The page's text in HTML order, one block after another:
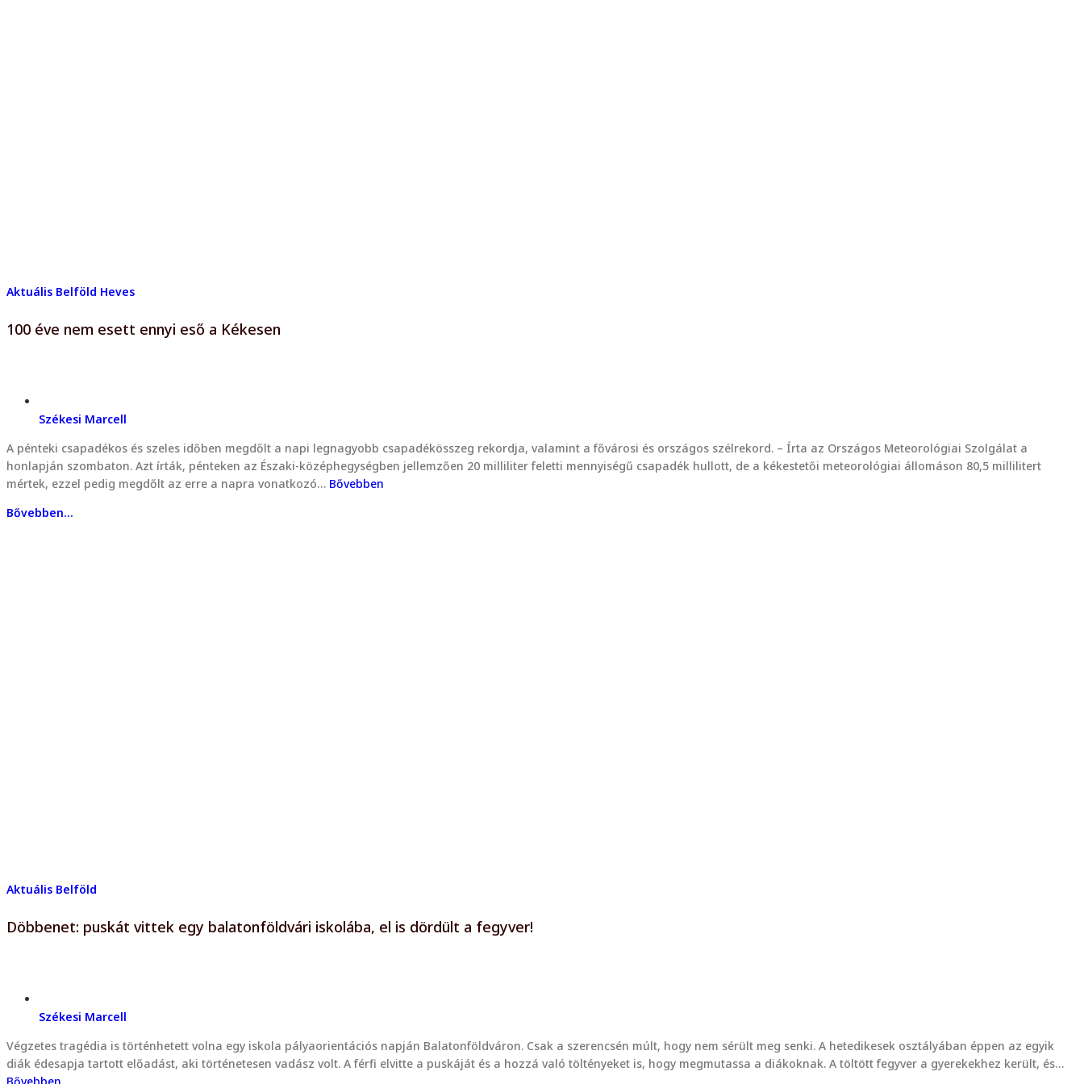
Aktuális Belföld Heves
100 éve nem esett ennyi eső a Kékesen
Székesi Marcell
A pénteki csapadékos és szeles időben megdőlt a napi legnagyobb csapadékösszeg rekordja, valamint a fővárosi és országos szélrekord. – Írta az Országos Meteorológiai Szolgálat a
honlapján szombaton. Azt írták, pénteken az Északi-középhegységben jellemzően 20 milliliter feletti mennyiségű csapadék hullott, de a kékestetői meteorológiai állomáson 80,5 millilitert
mértek, ezzel pedig megdőlt az erre a napra vonatkozó… Bővebben
Bővebben...
Aktuális Belföld
Döbbenet: puskát vittek egy balatonföldvári iskolába, el is dördült a fegyver!
Székesi Marcell
Végzetes tragédia is történhetett volna egy iskola pályaorientációs napján Balatonföldváron. Csak a szerencsén múlt, hogy nem sérült meg senki. A hetedikesek osztályában éppen az egyik
diák édesapja tartott előadást, aki történetesen vadász volt. A férfi elvitte a puskáját és a hozzá való töltényeket is, hogy megmutassa a diákoknak. A töltött fegyver a gyerekekhez került, és…
Bővebben